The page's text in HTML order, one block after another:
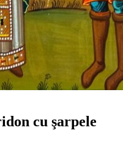
cu şarpele